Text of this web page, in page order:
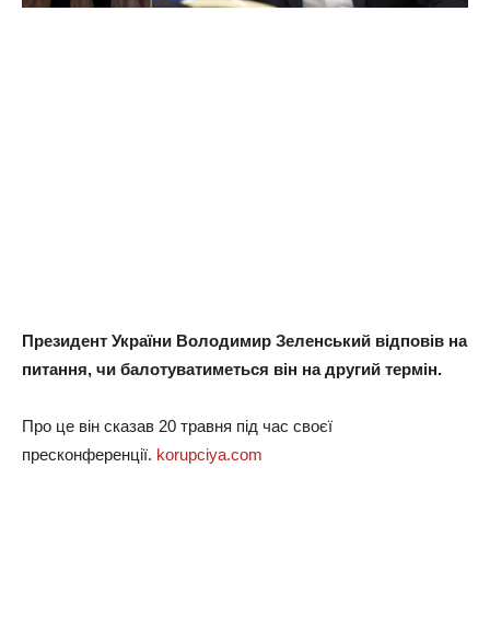
Президент України Володимир Зеленський відповів на
питання, чи балотуватиметься він на другий термін.
Про це він сказав 20 травня під час своєї
пресконференції. korupciya.com